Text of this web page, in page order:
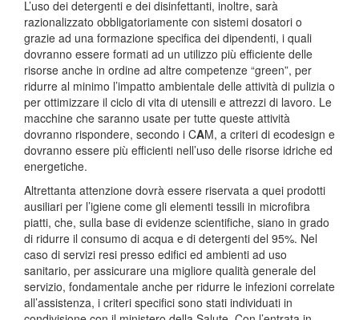
L’uso dei detergenti e dei disinfettanti, inoltre, sarà
razionalizzato obbligatoriamente con sistemi dosatori o
grazie ad una formazione specifica dei dipendenti, i quali
dovranno essere formati ad un utilizzo più efficiente delle
risorse anche in ordine ad altre competenze “green”, per
ridurre al minimo l’impatto ambientale delle attività di pulizia o
per ottimizzare il ciclo di vita di utensili e attrezzi di lavoro. Le
macchine che saranno usate per tutte queste attività
dovranno rispondere, secondo i CAM, a criteri di ecodesign e
dovranno essere più efficienti nell’uso delle risorse idriche ed
energetiche.
Altrettanta attenzione dovrà essere riservata a quei prodotti
ausiliari per l’igiene come gli elementi tessili in microfibra
piatti, che, sulla base di evidenze scientifiche, siano in grado
di ridurre il consumo di acqua e di detergenti del 95%. Nel
caso di servizi resi presso edifici ed ambienti ad uso
sanitario, per assicurare una migliore qualità generale del
servizio, fondamentale anche per ridurre le infezioni correlate
all’assistenza, i criteri specifici sono stati individuati in